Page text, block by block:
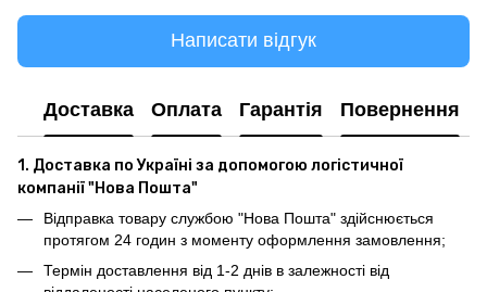
Написати відгук
Доставка Оплата Гарантія Повернення
1. Доставка по Україні за допомогою логістичної
компанії "Нова Пошта"
Відправка товару службою "Нова Пошта" здійснюється
протягом 24 годин з моменту оформлення замовлення;
Термін доставлення від 1-2 днів в залежності від